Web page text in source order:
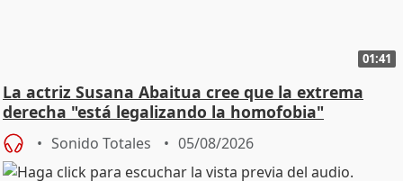
01:41
La actriz Susana Abaitua cree que la extrema
derecha "está legalizando la homofobia"
Sonido Totales 05/08/2026